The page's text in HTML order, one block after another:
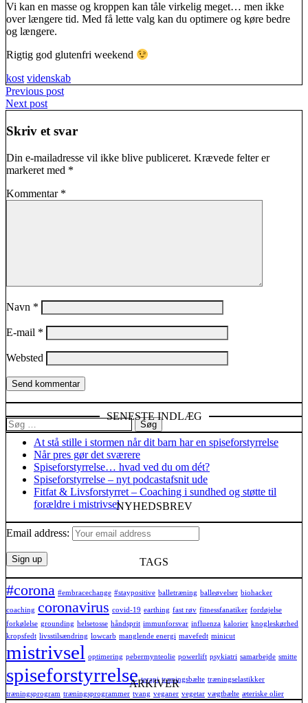
Vi kan en masse og kroppen kan tåle virkelig meget… men ikke
over længere tid. Med få lette valg kan du optimere og køre bedre
og længere.
Rigtig god glutenfri weekend
kost videnskab
Indlægsnavigation
Previous post
Next post
Skriv et svar
Din e-mailadresse vil ikke blive publiceret. Krævede felter er
markeret med *
Kommentar *
Navn *
E-mail *
Websted
Søg
efter:
SENESTE INDLÆG
At stå stille i stormen når dit barn har en spiseforstyrrelse
Når pres gør det sværere
Spiseforstyrrelse… hvad ved du om dét?
Spiseforstyrrelse – nyt podcastafsnit ude
Fitfat & Livsforstyrret – Coaching i sundhed og støtte til
forældre i mistrivselNYHEDSBREV
Email address:
TAGS
#corona #embracechange #staypositive balletræning balleøvelser biohacker
coaching coronavirus covid-19 earthing fast røv fitnessfanatiker fordøjelse
forkølelse grounding helsetosse håndsprit immunforsvar influenza kalorier knogleskørhed
kropsfedt livsstilsændring lowcarb manglende energi mavefedt minicut
mistrivsel optimering pebermynteolie powerlift psykiatri samarbejde smitte
spiseforstyrrelse terapi træningsbælte træningselastikker
træningsprogram træningsprogrammer tvang veganer vegetar vægtbælte æteriske olier
ARKIVER